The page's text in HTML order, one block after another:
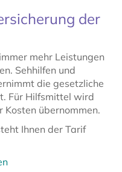
der
mehr Leistungen
Sehhilfen und
die gesetzliche
Für Hilfsmittel wird
Kosten übernommen.
Ihnen der Tarif